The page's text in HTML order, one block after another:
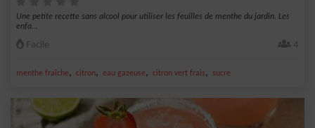
Une petite recette sans alcool pour utiliser les feuilles de menthe du jardin. Les
enfa...
Facile 4
menthe fraîche, citron, eau gazeuse, citron vert frais, sucre